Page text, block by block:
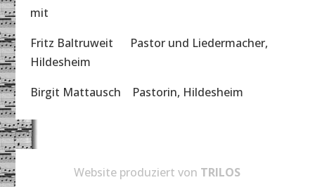
mit
Fritz Baltruweit Pastor und Liedermacher,
Hildesheim
Birgit Mattausch Pastorin, Hildesheim
Website produziert von TRILOS